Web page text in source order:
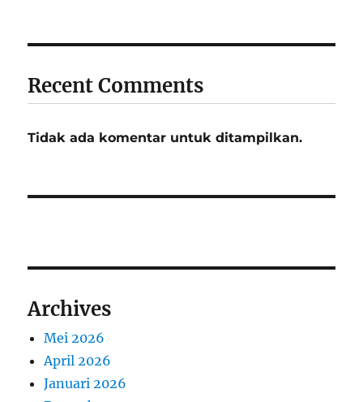
Recent Comments
Tidak ada komentar untuk ditampilkan.
Archives
Mei 2026
April 2026
Januari 2026